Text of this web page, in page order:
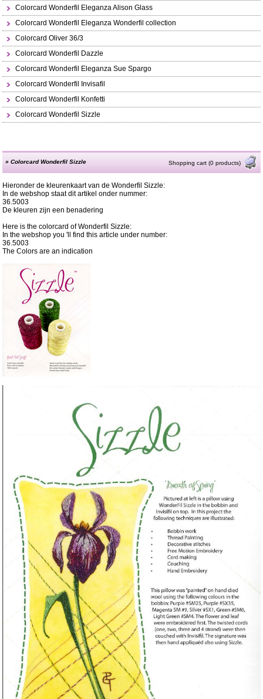
Colorcard Wonderfil Eleganza Alison Glass
Colorcard Wonderfil Eleganza Wonderfil collection
Colorcard Oliver 36/3
Colorcard Wonderfil Dazzle
Colorcard Wonderfil Eleganza Sue Spargo
Colorcard Wonderfil Invisafil
Colorcard Wonderfil Konfetti
Colorcard Wonderfil Sizzle
»Colorcard Wonderfil Sizzle Shopping cart (0 products)
Hieronder de kleurenkaart van de Wonderfil Sizzle:
In de webshop staat dit artikel onder nummer:
36.5003
De kleuren zijn een benadering
Here is the colorcard of Wonderfil Sizzle:
In the webshop you 'll find this article under number:
36.5003
The Colors are an indication